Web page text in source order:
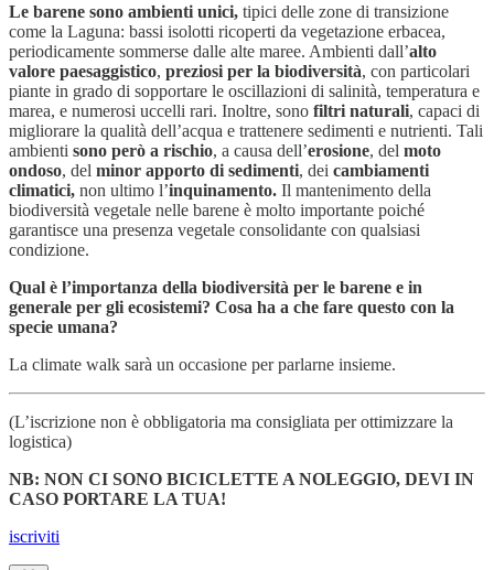
Le barene sono ambienti unici, tipici delle zone di transizione
come la Laguna: bassi isolotti ricoperti da vegetazione erbacea,
periodicamente sommerse dalle alte maree. Ambienti dall’alto
valore paesaggistico, preziosi per la biodiversità, con particolari
piante in grado di sopportare le oscillazioni di salinità, temperatura e
marea, e numerosi uccelli rari. Inoltre, sono filtri naturali, capaci di
migliorare la qualità dell’acqua e trattenere sedimenti e nutrienti. Tali
ambienti sono però a rischio, a causa dell’erosione, del moto
ondoso, del minor apporto di sedimenti, dei cambiamenti
climatici, non ultimo l’inquinamento. Il mantenimento della
biodiversità vegetale nelle barene è molto importante poiché
garantisce una presenza vegetale consolidante con qualsiasi
condizione.
Qual è l’importanza della biodiversità per le barene e in
generale per gli ecosistemi? Cosa ha a che fare questo con la
specie umana?
La climate walk sarà un occasione per parlarne insieme.
(L’iscrizione non è obbligatoria ma consigliata per ottimizzare la
logistica)
NB: NON CI SONO BICICLETTE A NOLEGGIO, DEVI IN
CASO PORTARE LA TUA!
iscriviti